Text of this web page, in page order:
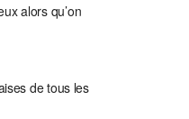
alors qu’on
de tous les